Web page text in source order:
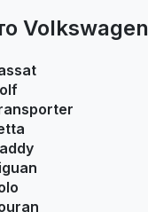
Volkswagen